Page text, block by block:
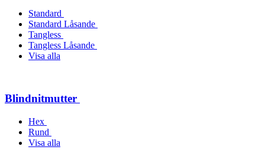
Standard
Standard Låsande
Tangless
Tangless Låsande
Visa alla
Blindnitmutter
Hex
Rund
Visa alla